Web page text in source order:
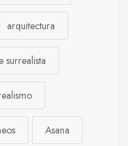
arquitectura
surrealista
Asana